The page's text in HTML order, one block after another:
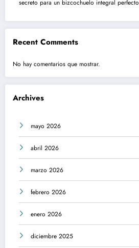
secreto para un bizcochuelo integral perfecto
Recent Comments
No hay comentarios que mostrar.
Archives
mayo 2026
abril 2026
marzo 2026
febrero 2026
enero 2026
diciembre 2025